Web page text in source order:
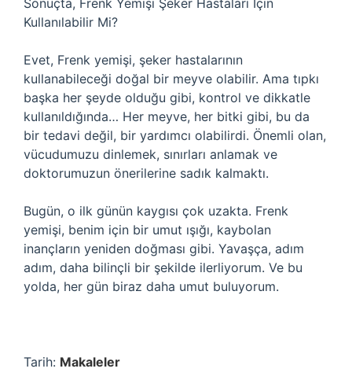
Sonuçta, Frenk Yemişi Şeker Hastaları İçin
Kullanılabilir Mi?
Evet, Frenk yemişi, şeker hastalarının
kullanabileceği doğal bir meyve olabilir. Ama tıpkı
başka her şeyde olduğu gibi, kontrol ve dikkatle
kullanıldığında… Her meyve, her bitki gibi, bu da
bir tedavi değil, bir yardımcı olabilirdi. Önemli olan,
vücudumuzu dinlemek, sınırları anlamak ve
doktorumuzun önerilerine sadık kalmaktı.
Bugün, o ilk günün kaygısı çok uzakta. Frenk
yemişi, benim için bir umut ışığı, kaybolan
inançların yeniden doğması gibi. Yavaşça, adım
adım, daha bilinçli bir şekilde ilerliyorum. Ve bu
yolda, her gün biraz daha umut buluyorum.
Tarih: Makaleler